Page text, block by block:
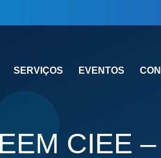
SERVIÇOS EVENTOS
CIEE